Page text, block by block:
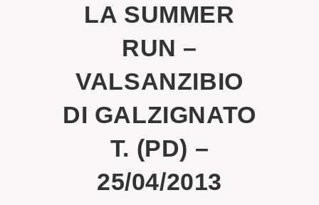
LA SUMMER
RUN –
VALSANZIBIO
DI GALZIGNATO
T. (PD) –
25/04/2013